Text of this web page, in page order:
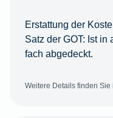
Erstattung der
Satz der GOT: Ist in
fach abgedeckt.
Weitere Details finden